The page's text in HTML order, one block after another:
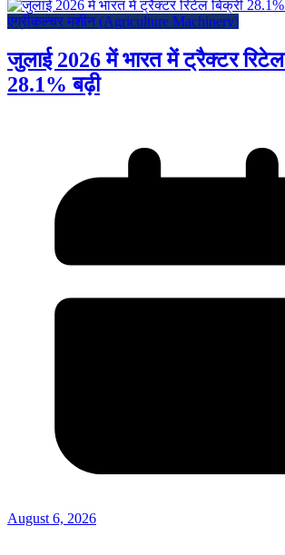
एग्रीकल्चर मशीन (Agriculture Machinery)
जुलाई 2026 में भारत में ट्रैक्टर रिटेल
28.1% बढ़ी
August 6, 2026